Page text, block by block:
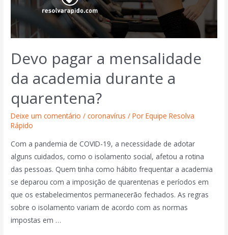
Devo pagar a mensalidade
da academia durante a
quarentena?
Deixe um comentário /coronavírus / PorEquipe Resolva
Rápido
Com a pandemia de COVID-19, a necessidade de adotar
alguns cuidados, como o isolamento social, afetou a rotina
das pessoas. Quem tinha como hábito frequentar a academia
se deparou com a imposição de quarentenas e períodos em
que os estabelecimentos permanecerão fechados. As regras
sobre o isolamento variam de acordo com as normas
impostas em …